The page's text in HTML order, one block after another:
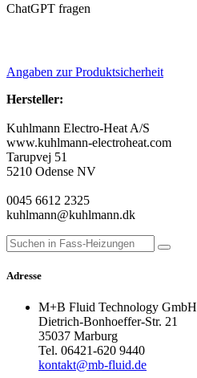
ChatGPT fragen
Angaben zur Produktsicherheit
Hersteller:
Kuhlmann Electro-Heat A/S
www.kuhlmann-electroheat.com
Tarupvej 51
5210 Odense NV
0045 6612 2325
kuhlmann@kuhlmann.dk
Adresse
M+B Fluid Technology GmbH
Dietrich-Bonhoeffer-Str. 21
35037 Marburg
Tel. 06421-620 9440
kontakt@mb-fluid.de